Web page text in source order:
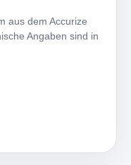
aus dem Accurize
Angaben sind in